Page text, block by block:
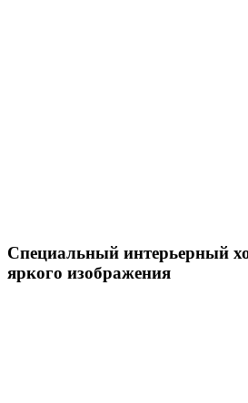
Специальный интерьерный
яркого изображения